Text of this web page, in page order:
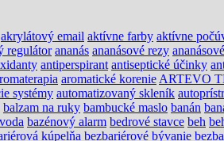
akrylátový email aktívne farby aktívne
regulátor ananás ananásové rezy
antiperspirant antiseptické účinky
aromatické korenie ARTEVO
systémy automatizovaný skleník
balzam na ruky bambucké maslo banán
bazénový alarm bedrové stavce beh
kúpelňa bezbariérové bývanie